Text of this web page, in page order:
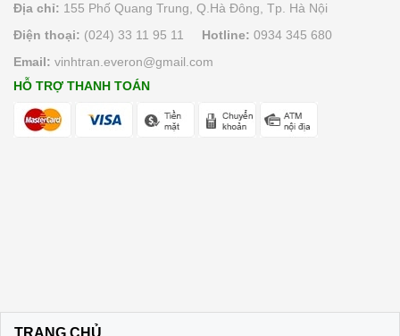
Địa chỉ: 155 Phố Quang Trung, Q.Hà Đông, Tp. Hà Nội
Điện thoại: (024) 33 11 95 11 Hotline: 0934 345 680
Email: vinhtran.everon@gmail.com
HỖ TRỢ THANH TOÁN